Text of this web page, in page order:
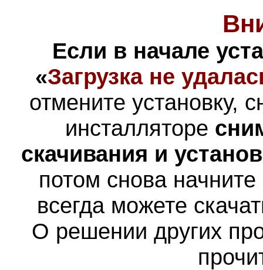
Если в начале
«Загрузка не
отмените установку,
инсталляторе
скачивания и
потом снова
всегда можете
О решении других